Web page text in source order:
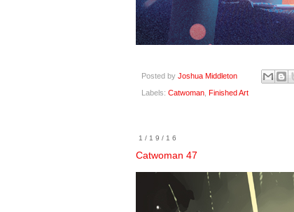
Posted by Joshua Middleton
Labels: Catwoman, Finished Art
1/19/16
Catwoman 47